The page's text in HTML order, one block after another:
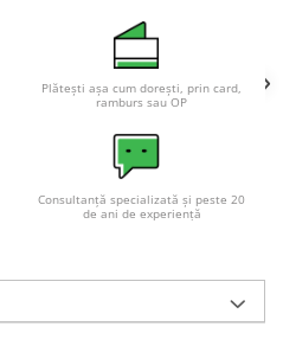
Plătești așa cum dorești, prin card,
ramburs sau OP
Consultanță specializată și peste 20
de ani de experiență